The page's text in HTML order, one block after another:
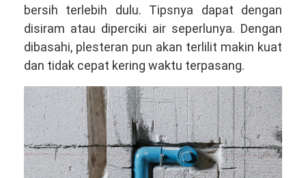
bersih terlebih dulu. Tipsnya dapat dengan
disiram atau diperciki air seperlunya. Dengan
dibasahi, plesteran pun akan terlilit makin kuat
dan tidak cepat kering waktu terpasang.